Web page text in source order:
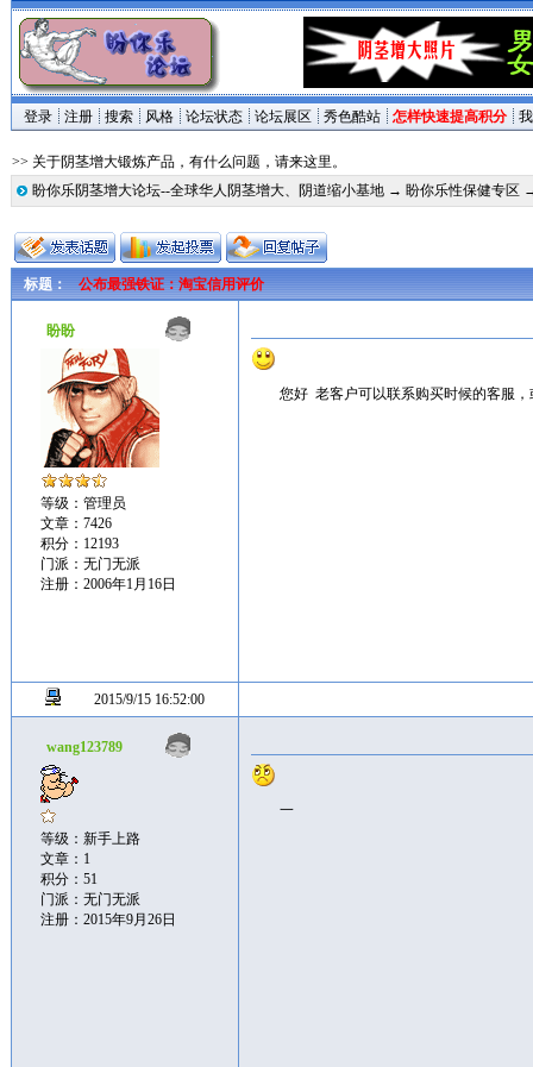
登录 注册 搜索 风格 论坛状态 论坛展区 秀色酷站 怎样快速提高积分
>> 关于阴茎增大锻炼产品，有什么问题，请来这里。
盼你乐阴茎增大论坛--全球华人阴茎增大、阴道缩小基地→ 盼你乐性保健专区
标题： 公布最强铁证：淘宝信用评价
盼盼
等级：管理员
文章：7426
积分：12193
门派：无门无派
注册：2006年1月16日
您好 老客户可以联系购买时候的客服
2015/9/15 16:52:00
wang123789
等级：新手上路
文章：1
积分：51
门派：无门无派
注册：2015年9月26日
一